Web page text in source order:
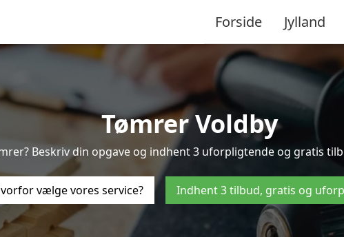
Forside Jylland
Tømrer Voldby
Beskriv din opgave og indhent 3 uforpligtende og gratis
vælge vores service? Indhent 3 tilbud, gratis og